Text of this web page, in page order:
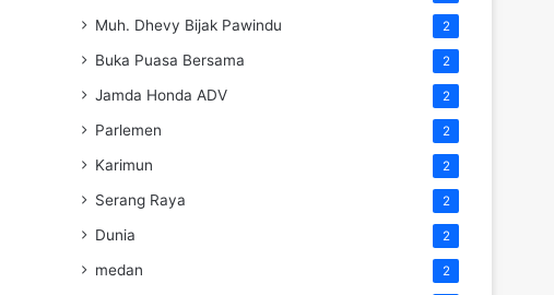
Muh. Dhevy Bijak Pawindu 2
Buka Puasa Bersama 2
Jamda Honda ADV 2
Parlemen 2
Karimun 2
Serang Raya 2
Dunia 2
medan 2